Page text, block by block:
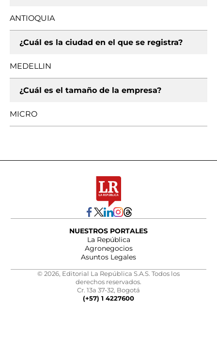
ANTIOQUIA
¿Cuál es la ciudad en el que se registra?
MEDELLIN
¿Cuál es el tamaño de la empresa?
MICRO
NUESTROS PORTALES
La República
Agronegocios
Asuntos Legales
© 2026, Editorial La República S.A.S. Todos los
derechos reservados.
Cr. 13a 37-32, Bogotá
(+57) 1 4227600